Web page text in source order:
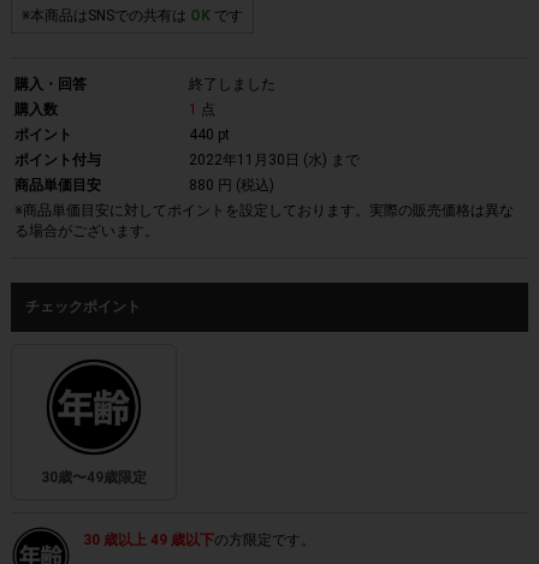
※本商品はSNSでの共有は OKです
購入・回答
終了しました
購入数
1
点
ポイント
440 pt
ポイント付与
2022年11月30日 (水) まで
商品単価目安
880 円 (税込)
※商品単価目安に対してポイントを設定しております。実際の販売価格は異な
る場合がございます。
チェックポイント
30歳〜49歳限定
30 歳以上 49 歳以下の方限定です。